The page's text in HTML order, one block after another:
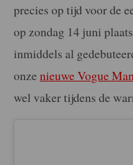
precies op tijd voor de
op zondag 14 juni
inmiddels al
onze nieuwe Vogue
wel vaker tijdens de